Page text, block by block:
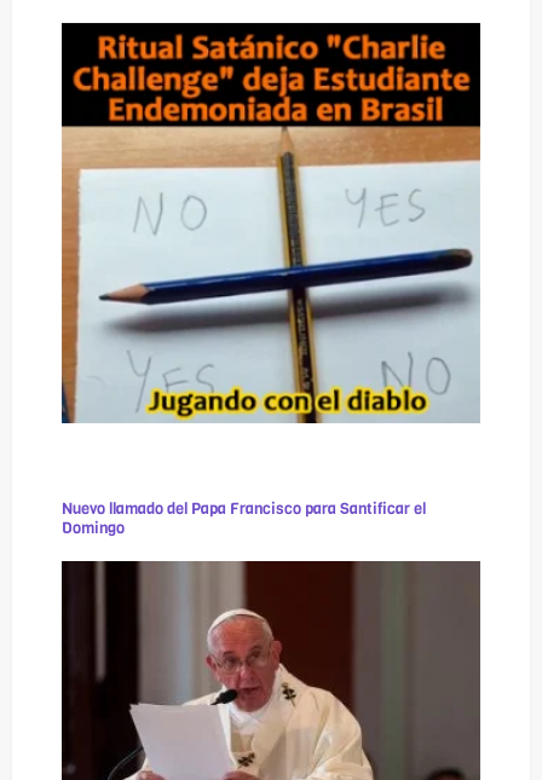
Nuevo llamado del Papa Francisco para Santificar el
Domingo